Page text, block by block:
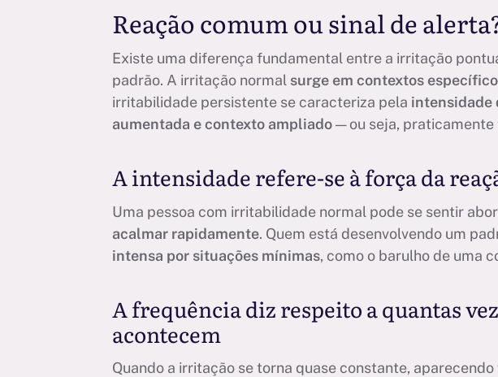
Reação comum ou sinal de
Existe uma diferença fundamental entre a irritação
padrão. A irritação normal surge em contextos
irritabilidade persistente se caracteriza pela intensidade
aumentada e contexto ampliado— ou seja, praticamente
A intensidade refere-se à força da
Uma pessoa com irritabilidade normal pode se sentir
acalmar rapidamente. Quem está desenvolvendo um
intensa por situações mínimas, como o barulho de uma
A frequência diz respeito a quantas
acontecem
Quando a irritação se torna quase constante,